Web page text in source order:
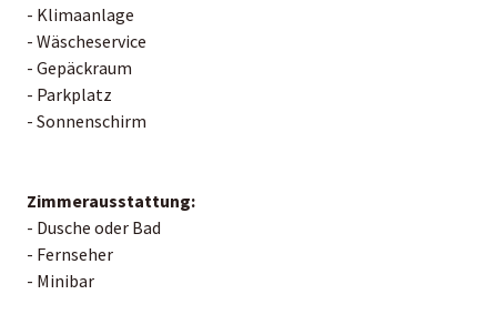
- Klimaanlage
- Wäscheservice
- Gepäckraum
- Parkplatz
- Sonnenschirm
Zimmerausstattung:
- Dusche oder Bad
- Fernseher
- Minibar